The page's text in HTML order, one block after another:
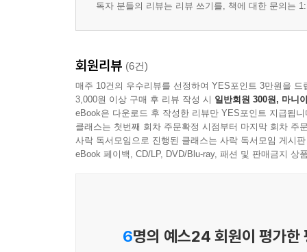
독자 분들의 리뷰는 리뷰 쓰기를, 책에 대한 문의는
회원리뷰 (6건)
매주 10건의 우수리뷰를 선정하여 YES포인트 3만원을 드
3,000원 이상 구매 후 리뷰 작성 시 일반회원 300원, 마니
eBook은 다운로드 후 작성한 리뷰만 YES포인트 지급됩니
클래스는 첫번째 회차 주문확정 시점부터 마지막 회차 주
사락 독서모임으로 진행된 클래스는 사락 독서모임 게시
eBook 페이백, CD/LP, DVD/Blu-ray, 패션 및 판매금지 상
6명의 예스24 회원이 평가한